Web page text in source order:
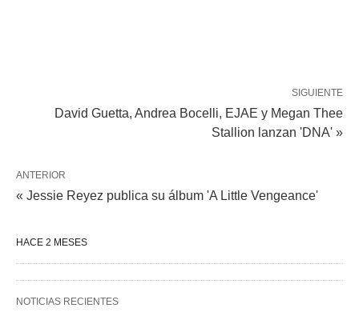
SIGUIENTE
David Guetta, Andrea Bocelli, EJAE y Megan Thee
Stallion lanzan 'DNA' »
ANTERIOR
« Jessie Reyez publica su álbum 'A Little Vengeance'
HACE 2 MESES
NOTICIAS RECIENTES